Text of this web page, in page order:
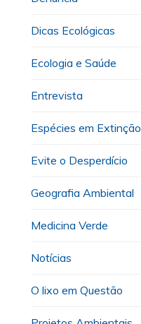
Dicas Ecológicas
Ecologia e Saúde
Entrevista
Espécies em Extinção
Evite o Desperdício
Geografia Ambiental
Medicina Verde
Notícias
O lixo em Questão